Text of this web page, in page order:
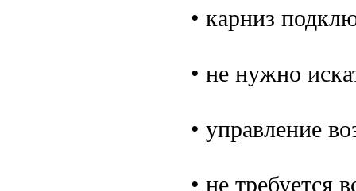
• карниз
• не нужно
• управление
• не требуется